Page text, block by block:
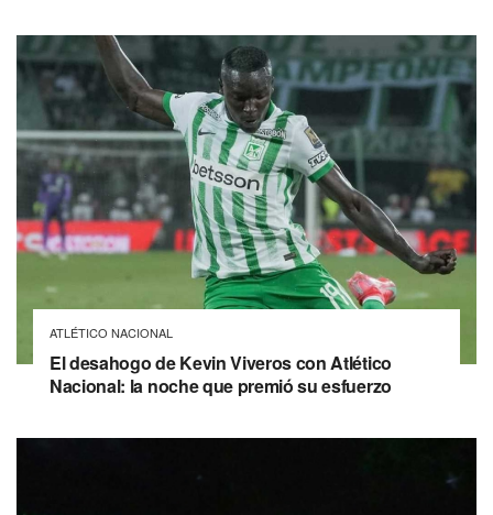
ATLÉTICO NACIONAL
El desahogo de Kevin Viveros con Atlético
Nacional: la noche que premió su esfuerzo